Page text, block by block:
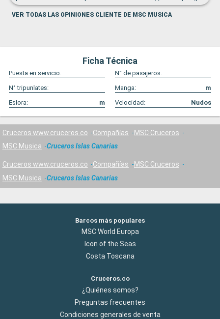
que esto se debe al volumen masivo de usuarios.
VER TODAS LAS OPINIONES CLIENTE DE MSC MUSICA
Ficha Técnica
Puesta en servicio:
N° de pasajeros:
N° tripunlates:
Manga:
m
Eslora:
m Velocidad: Nudos
Cruceros www.cruceros.co Compañías
MSC Cruceros
MSC Musica
Cruceros Islas Canarias
Cruceros www.cruceros.co Compañías
MSC Cruceros
MSC Musica
Cruceros Islas Canarias
Barcos más populares
MSC World Europa
Icon of the Seas
Costa Toscana
Cruceros.co
¿Quiénes somos?
Preguntas frecuentes
Condiciones generales de venta